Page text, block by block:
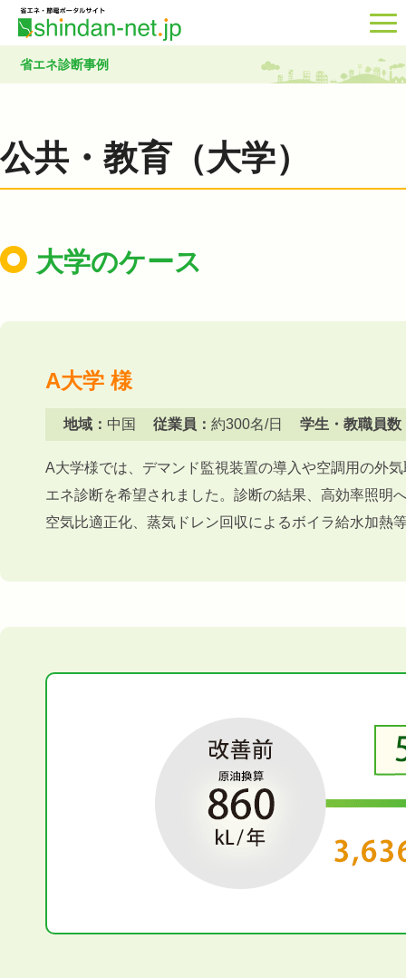
省エネ診断事例
公共・教育（大学）
大学のケース
A大学 様
地域： 中国 従業員： 約300名/日 学生・教職員数
A大学様では、デマンド監視装置の導入や空調用の外
エネ診断を希望されました。診断の結果、高効率照明
空気比適正化、蒸気ドレン回収によるボイラ給水加熱